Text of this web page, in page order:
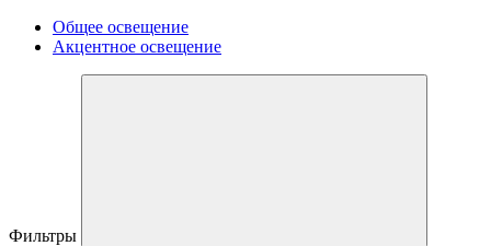
Общее освещение
Акцентное освещение
Фильтры